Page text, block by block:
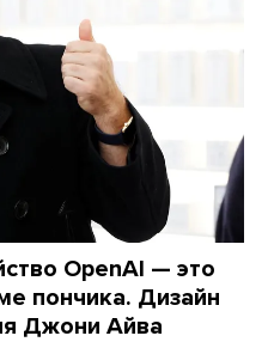
OpenAI — это
пончика. Дизайн
Джони Айва